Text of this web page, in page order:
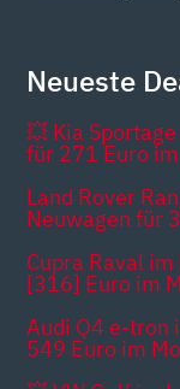
Neueste
💥 Kia
für 271 Euro
Land Rover
Neuwagen für
Cupra Raval
[316] Euro im
Audi Q4 e-tron
549 Euro im